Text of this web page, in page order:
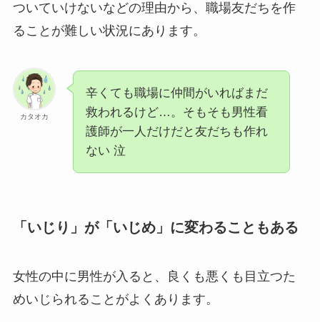
ついていけないなどの理由から、職場友だちを作
ることが難しい状況にあります。
カタオカ
辛くても職場に仲間がいればまだ
救われるけど…。そもそも男性看
護師が一人だけだと友だちも作れ
ない 泣
「いじり」が「いじめ」に変わることもある
女性の中に男性が入ると、良くも悪くも目立つた
めいじられることがよくあります。